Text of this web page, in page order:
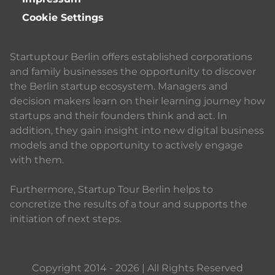
Cookie Settings
Startuptour Berlin offers established corporations
and family businesses the opportunity to discover
the Berlin startup ecosystem. Managers and
decision makers learn on their learning journey how
startups and their founders think and act. In
addition, they gain insight into new digital business
models and the opportunity to actively engage
with them.
Furthermore, Startup Tour Berlin helps to
concretize the results of a tour and supports the
initiation of next steps.
Copyright 2014 - 2026 | All Rights Reserved